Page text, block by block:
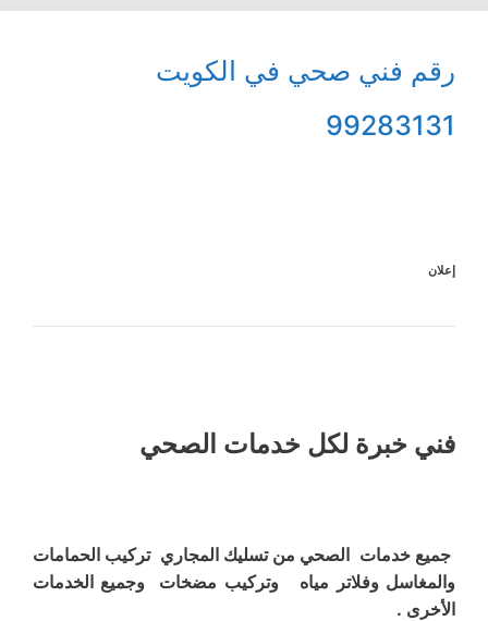
رقم فني صحي في الكويت
99283131
إعلان
فني خبرة لكل خدمات الصحي
جميع خدمات الصحي من تسليك المجاري تركيب الحمامات
والمغاسل وفلاتر مياه وتركيب مضخات وجميع الخدمات
الأخرى .